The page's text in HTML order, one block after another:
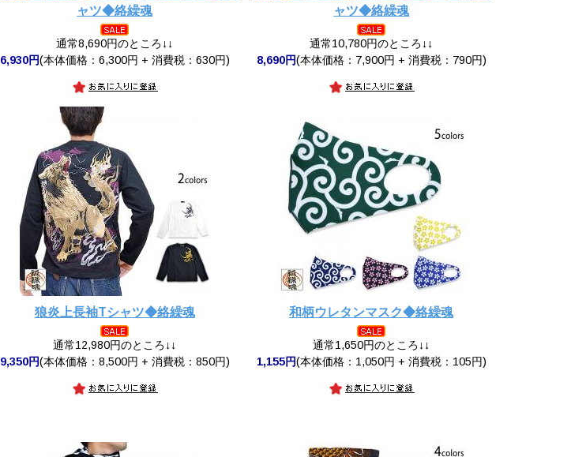
ャツ◆絡繰魂
通常8,690円のところ↓↓
6,930円(本体価格：6,300円 + 消費税：630円)
ャツ◆絡繰魂
通常10,780円のところ↓↓
8,690円(本体価格：7,900円 + 消費税：790円)
狼炎上長袖Tシャツ◆絡繰魂
通常12,980円のところ↓↓
9,350円(本体価格：8,500円 + 消費税：850円)
和柄ウレタンマスク◆絡繰魂
通常1,650円のところ↓↓
1,155円(本体価格：1,050円 + 消費税：105円)